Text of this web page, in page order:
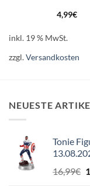
4,99€
inkl. 19 % MwSt.
zzgl.Versandkosten
NEUESTE
Tonie
16,99€